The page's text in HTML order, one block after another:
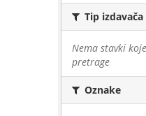
Tip izdavača
Nema stavki
pretrage
Oznake